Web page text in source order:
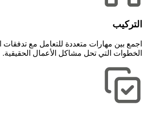
التركيب
اجمع بين مهارات متعددة للتعامل مع تدفقات
الخطوات التي تحل مشاكل الأعمال الحقيقية.